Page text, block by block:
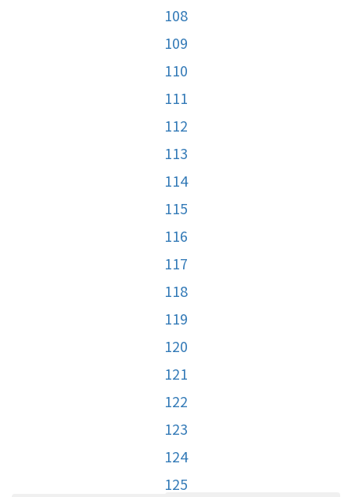
108
109
110
111
112
113
114
115
116
117
118
119
120
121
122
123
124
125